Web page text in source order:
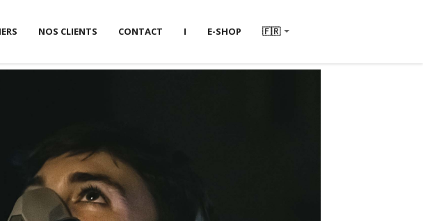
NOS CLIENTS CONTACT I E-SHOP 🇫🇷